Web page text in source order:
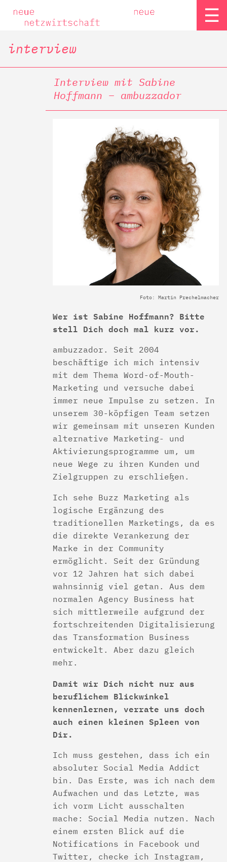
☰
interview
Interview mit Sabine
Hoffmann – ambuzzador
Foto: Martin Prechelmacher
Wer ist Sabine Hoffmann? Bitte
stell Dich doch mal kurz vor.
ambuzzador. Seit 2004
beschäftige ich mich intensiv
mit dem Thema Word-of-Mouth-
Marketing und versuche dabei
immer neue Impulse zu setzen. In
unserem 30-köpfigen Team setzen
wir gemeinsam mit unseren Kunden
alternative Marketing- und
Aktivierungsprogramme um, um
neue Wege zu ihren Kunden und
Zielgruppen zu erschließen.
Ich sehe Buzz Marketing als
logische Ergänzung des
traditionellen Marketings, da es
die direkte Verankerung der
Marke in der Community
ermöglicht. Seit der Gründung
vor 12 Jahren hat sich dabei
wahnsinnig viel getan. Aus dem
normalen Agency Business hat
sich mittlerweile aufgrund der
fortschreitenden Digitalisierung
das Transformation Business
entwickelt. Aber dazu gleich
mehr.
Damit wir Dich nicht nur aus
beruflichem Blickwinkel
kennenlernen, verrate uns doch
auch einen kleinen Spleen von
Dir.
Ich muss gestehen, dass ich ein
absoluter Social Media Addict
bin. Das Erste, was ich nach dem
Aufwachen und das Letzte, was
ich vorm Licht ausschalten
mache: Social Media nutzen. Nach
einem ersten Blick auf die
Notifications in Facebook und
Twitter, checke ich Instagram,